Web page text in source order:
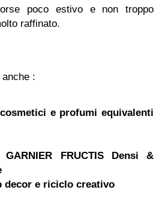
poco estivo e non troppo
raffinato.
:
e profumi equivalenti
GARNIER FRUCTIS Densi &
decor e riciclo creativo